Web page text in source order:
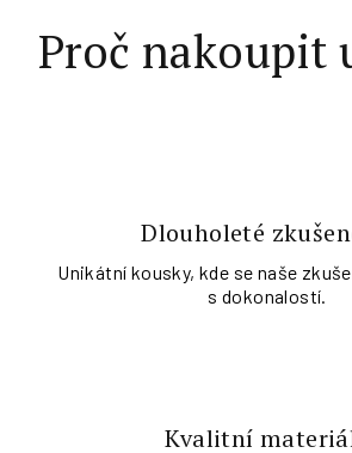
Proč nakoupit
Dlouholeté
Unikátní kousky, kde se naše
s dokonalostí.
Kvalitní